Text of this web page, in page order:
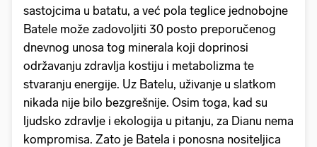
sastojcima u batatu, a već pola teglice jednobojne
Batele može zadovoljiti 30 posto preporučenog
dnevnog unosa tog minerala koji doprinosi
održavanju zdravlja kostiju i metabolizma te
stvaranju energije. Uz Batelu, uživanje u slatkom
nikada nije bilo bezgrešnije. Osim toga, kad su
ljudsko zdravlje i ekologija u pitanju, za Dianu nema
kompromisa. Zato je Batela i ponosna nositeljica